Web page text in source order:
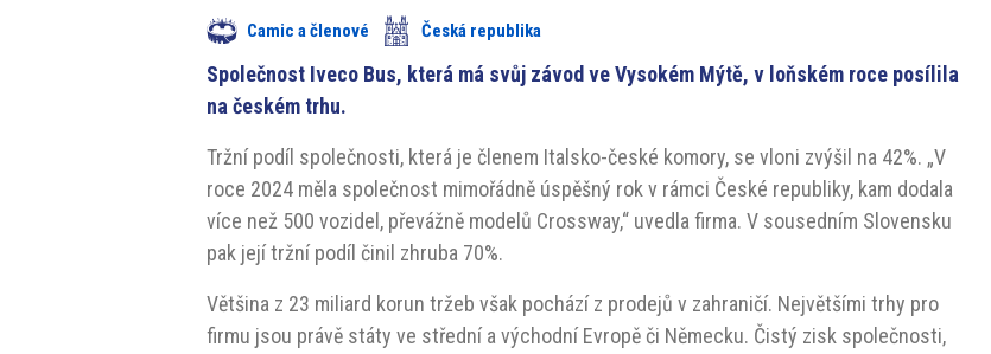
Camic a členové Česká republika
Společnost Iveco Bus, která má svůj závod ve Vysokém Mýtě, v loňském roce posílila
na českém trhu.
Tržní podíl společnosti, která je členem Italsko-české komory, se vloni zvýšil na 42%. „V
roce 2024 měla společnost mimořádně úspěšný rok v rámci České republiky, kam dodala
více než 500 vozidel, převážně modelů Crossway,“ uvedla firma. V sousedním Slovensku
pak její tržní podíl činil zhruba 70%.
Většina z 23 miliard korun tržeb však pochází z prodejů v zahraničí. Největšími trhy pro
firmu jsou právě státy ve střední a východní Evropě či Německu. Čistý zisk společnosti,